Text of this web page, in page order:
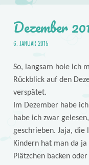
Dezember
6. JANUAR 2015
So, langsam hole ich
Rückblick auf den
verspätet.
Im Dezember habe
habe ich zwar
geschrieben. Jaja,
Kindern hat man da
Plätzchen backen